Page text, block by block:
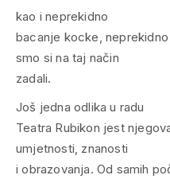
kao i neprekidno
bacanje kocke,
smo si na taj način
zadali.
Još jedna odlika u radu
Teatra Rubikon jest
umjetnosti, znanosti
i obrazovanja. Od samih